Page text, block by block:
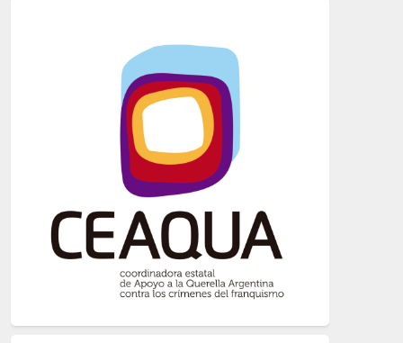
Crímenes del franquismo
(721)
(699)
(607)
neofranquismo
(567)
Justicia Universal
Derechos Humanos
(522)
Nacionalcatolicismo
(514)